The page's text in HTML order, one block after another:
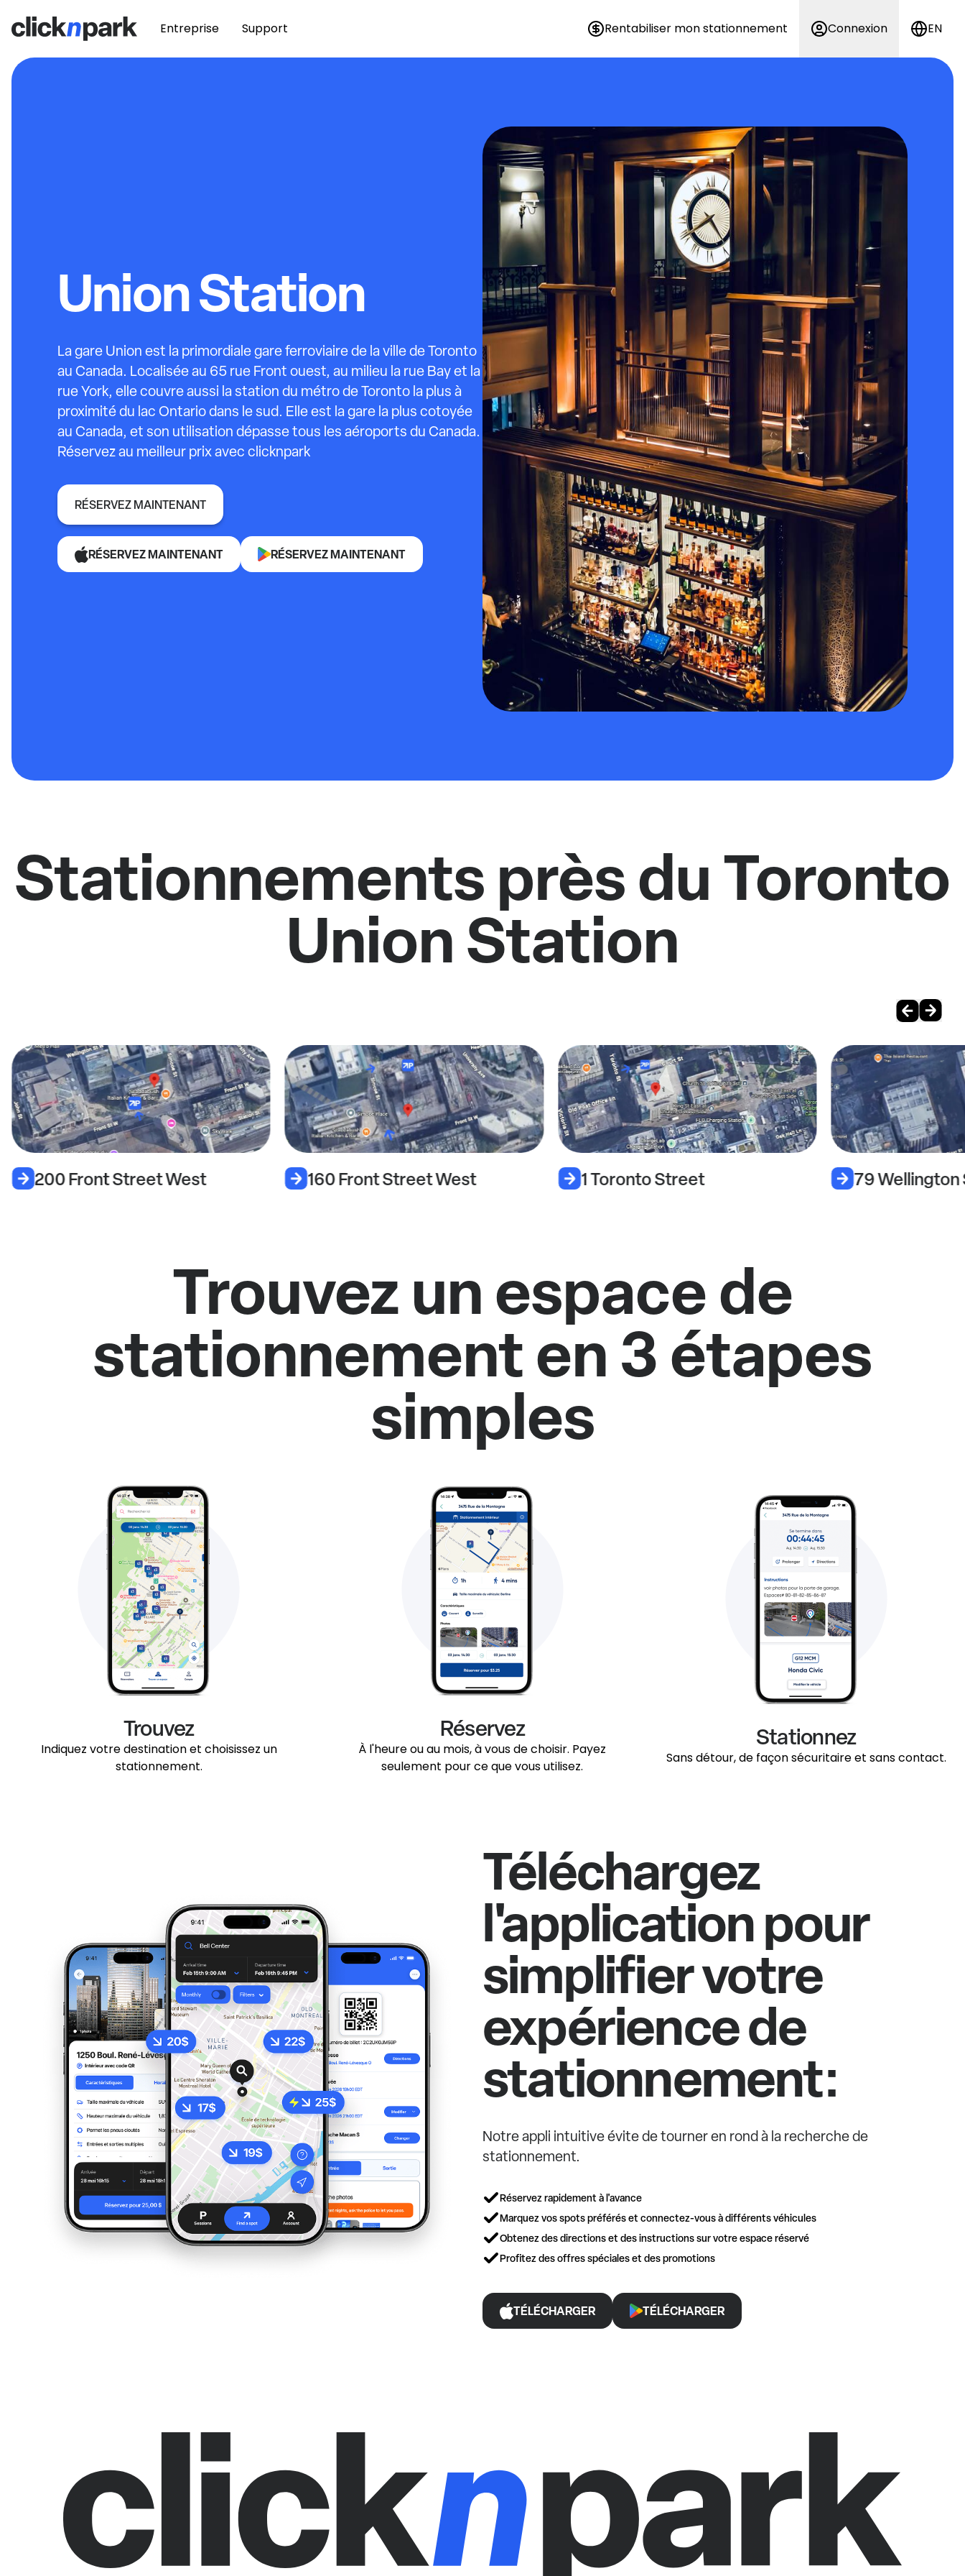
Entreprise Support Rentabiliser mon stationnement Connexion EN
Union Station
La gare Union est la primordiale gare ferroviaire de la ville de Toronto
au Canada. Localisée au 65 rue Front ouest, au milieu la rue Bay et la
rue York, elle couvre aussi la station du métro de Toronto la plus à
proximité du lac Ontario dans le sud. Elle est la gare la plus cotoyée
au Canada, et son utilisation dépasse tous les aéroports du Canada.
Réservez au meilleur prix avec clicknpark
RÉSERVEZ MAINTENANT
RÉSERVEZ MAINTENANT RÉSERVEZ MAINTENANT
Stationnements près du Toronto
Union Station
200 Front Street West 160 Front Street West 1 Toronto Street 79
Trouvez un espace de
stationnement en 3 étapes
simples
Trouvez
Indiquez votre destination et choisissez un
stationnement.
Réservez
À l'heure ou au mois, à vous de choisir. Payez
seulement pour ce que vous utilisez.
Stationnez
Sans détour, de façon sécuritaire et sans contact.
Téléchargez
l'application pour
simplifier votre
expérience de
stationnement:
Notre appli intuitive évite de tourner en rond à la recherche de
stationnement.
Réservez rapidement à l'avance
Marquez vos spots préférés et connectez-vous à différents véhicules
Obtenez des directions et des instructions sur votre espace réservé
Profitez des offres spéciales et des promotions
TÉLÉCHARGER TÉLÉCHARGER